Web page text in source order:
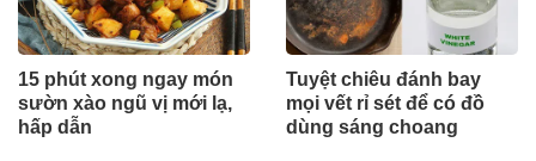
15 phút xong ngay món
sườn xào ngũ vị mới lạ,
hấp dẫn
Tuyệt chiêu đánh bay
mọi vết rỉ sét để có đồ
dùng sáng choang